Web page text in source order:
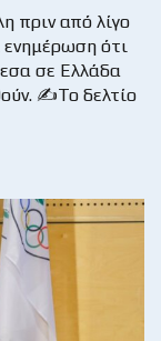
πριν από λίγο
ότι
σε Ελλάδα
✍Το δελτίο